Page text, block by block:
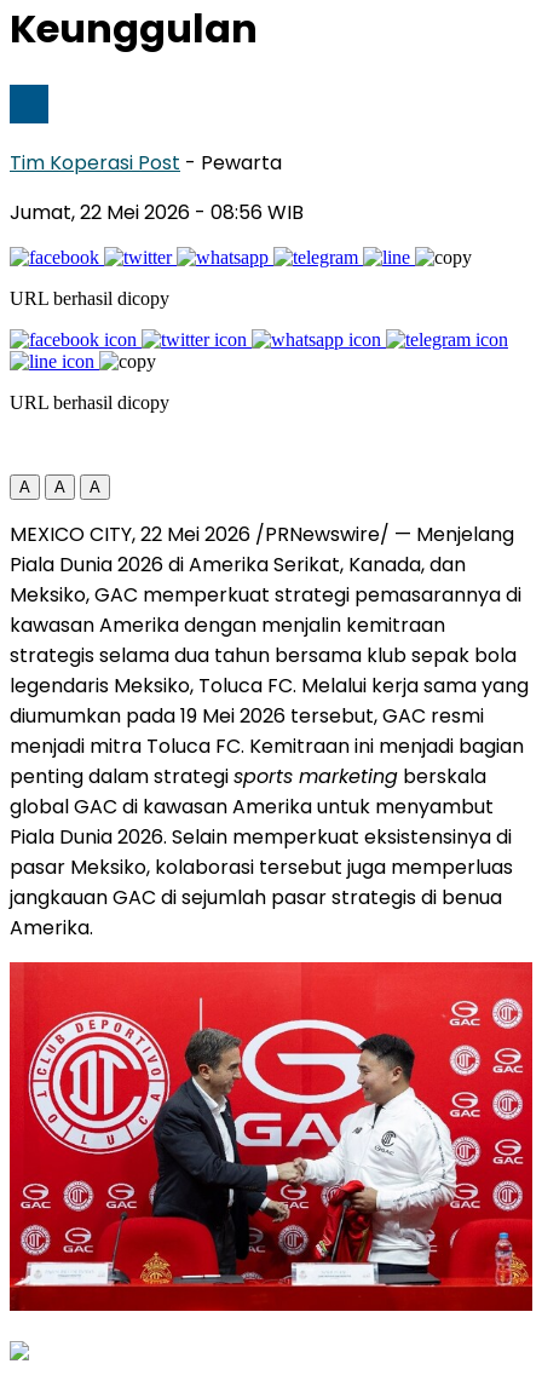
Keunggulan
Tim Koperasi Post - Pewarta
Jumat, 22 Mei 2026 - 08:56 WIB
URL berhasil dicopy
URL berhasil dicopy
A A A
MEXICO CITY, 22 Mei 2026 /PRNewswire/ — Menjelang
Piala Dunia 2026 di Amerika Serikat, Kanada, dan
Meksiko, GAC memperkuat strategi pemasarannya di
kawasan Amerika dengan menjalin kemitraan
strategis selama dua tahun bersama klub sepak bola
legendaris Meksiko, Toluca FC. Melalui kerja sama yang
diumumkan pada 19 Mei 2026 tersebut, GAC resmi
menjadi mitra Toluca FC. Kemitraan ini menjadi bagian
penting dalam strategisports marketing berskala
global GAC di kawasan Amerika untuk menyambut
Piala Dunia 2026. Selain memperkuat eksistensinya di
pasar Meksiko, kolaborasi tersebut juga memperluas
jangkauan GAC di sejumlah pasar strategis di benua
Amerika.